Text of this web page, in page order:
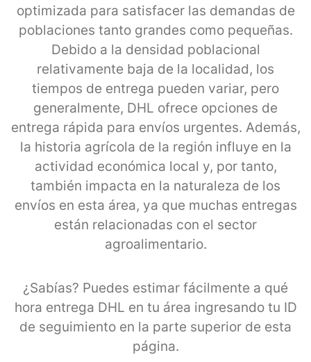
optimizada para satisfacer las demandas de
poblaciones tanto grandes como pequeñas.
Debido a la densidad poblacional
relativamente baja de la localidad, los
tiempos de entrega pueden variar, pero
generalmente, DHL ofrece opciones de
entrega rápida para envíos urgentes. Además,
la historia agrícola de la región influye en la
actividad económica local y, por tanto,
también impacta en la naturaleza de los
envíos en esta área, ya que muchas entregas
están relacionadas con el sector
agroalimentario.
¿Sabías? Puedes estimar fácilmente a qué
hora entrega DHL en tu área ingresando tu ID
de seguimiento en la parte superior de esta
página.